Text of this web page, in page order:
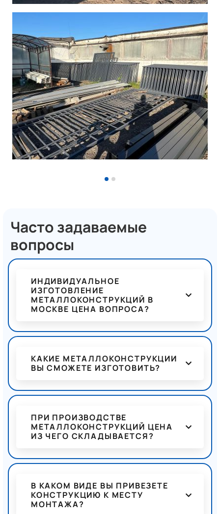
Часто задаваемые
вопросы
ИНДИВИДУАЛЬНОЕ
ИЗГОТОВЛЕНИЕ
МЕТАЛЛОКОНСТРУКЦИЙ В
МОСКВЕ ЦЕНА ВОПРОСА?
КАКИЕ МЕТАЛЛОКОНСТРУКЦИИ
ВЫ СМОЖЕТЕ ИЗГОТОВИТЬ?
ПРИ ПРОИЗВОДСТВЕ
МЕТАЛЛОКОНСТРУКЦИЙ ЦЕНА
ИЗ ЧЕГО СКЛАДЫВАЕТСЯ?
В КАКОМ ВИДЕ ВЫ ПРИВЕЗЕТЕ
КОНСТРУКЦИЮ К МЕСТУ
МОНТАЖА?